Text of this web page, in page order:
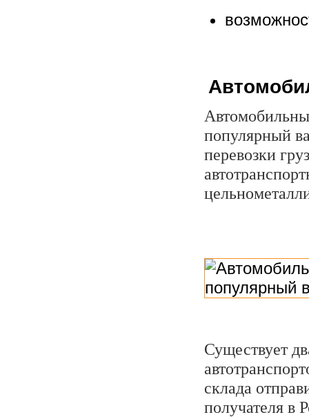
популярный
перевозки
Существует
склада
получателя в